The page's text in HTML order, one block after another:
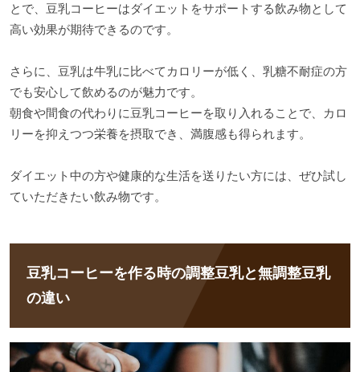
とで、豆乳コーヒーはダイエットをサポートする飲み物として
高い効果が期待できるのです。
さらに、豆乳は牛乳に比べてカロリーが低く、乳糖不耐症の方
でも安心して飲めるのが魅力です。
朝食や間食の代わりに豆乳コーヒーを取り入れることで、カロ
リーを抑えつつ栄養を摂取でき、満腹感も得られます。
ダイエット中の方や健康的な生活を送りたい方には、ぜひ試し
ていただきたい飲み物です。
豆乳コーヒーを作る時の調整豆乳と無調整豆乳
の違い